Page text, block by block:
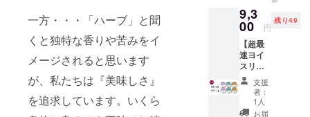
一方・・・「ハーブ」と聞
くと独特な香りや苦みをイ
メージされると思います
が、私たちは『美味しさ』
を追求しています。いくら
ご連絡
致しま
す。 ※
本製品
にはア
ルコー
ルが含
まれて
いるた
ご購入
はご遠
慮くだ
さい。
※お届け
は2021
年12
月〜
2022年
1月を予
個
［SAK
EICE］
・日本
酒アイ
ス（Alc
3.5%）
1個 ・
日本酒
アイス-
ティー
・ハー
ブ
ティー
2個 ・
YOICE
エナ
ジー・
ハーブ
ティー
9,3
00 円
残り49
【超最
速ヨイ
スリ
ター
ン】限
定50
セット
支援
者：
1人
お届